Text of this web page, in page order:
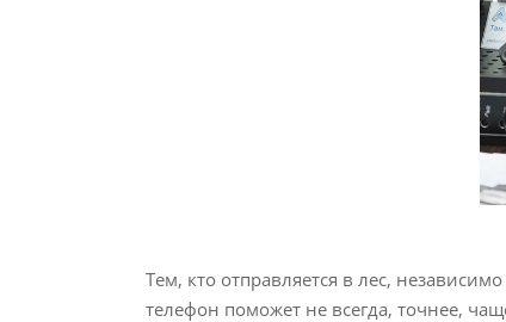
Тем, кто отправляется в лес,
телефон поможет не всегда, точнее,